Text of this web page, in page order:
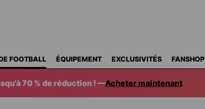
FOOTBALL ÉQUIPEMENT EXCLUSIVITÉS FANSHOP
70 % de réduction ! —Acheter maintenant